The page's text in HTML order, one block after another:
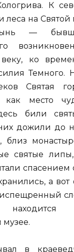
К
леса на Святой
—
ко
Темного.
Святая
как место
били
дожили до
святые
спасением
а вот
музее.
в